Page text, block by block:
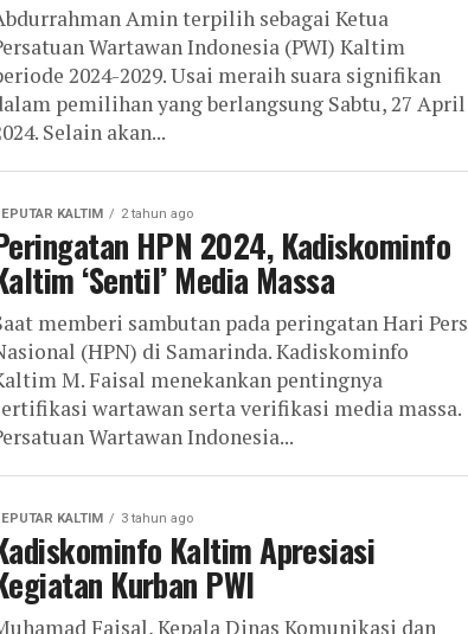
Amin terpilih sebagai Ketua
Wartawan Indonesia (PWI) Kaltim
2024-2029. Usai meraih suara signifikan
pemilihan yang berlangsung Sabtu, 27 April
Selain akan...
KALTIM 2 tahun ago
HPN 2024, Kadiskominfo
‘Sentil’ Media Massa
memberi sambutan pada peringatan Hari Pers
(HPN) di Samarinda. Kadiskominfo
M. Faisal menekankan pentingnya
wartawan serta verifikasi media massa.
Wartawan Indonesia...
KALTIM 3 tahun ago
Kaltim Apresiasi
Kurban PWI
Faisal, Kepala Dinas Komunikasi dan